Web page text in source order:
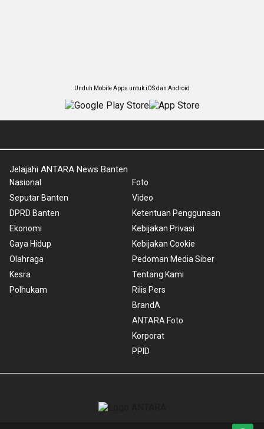
Unduh Mobile Apps untuk iOS dan Android
Jelajahi ANTARA News Banten
Nasional
Seputar Banten
DPRD Banten
Ekonomi
Gaya Hidup
Olahraga
Kesra
Polhukam
Foto
Video
Ketentuan Penggunaan
Kebijakan Privasi
Kebijakan Cookie
Pedoman Media Siber
Tentang Kami
Rilis Pers
BrandA
ANTARA Foto
Korporat
PPID